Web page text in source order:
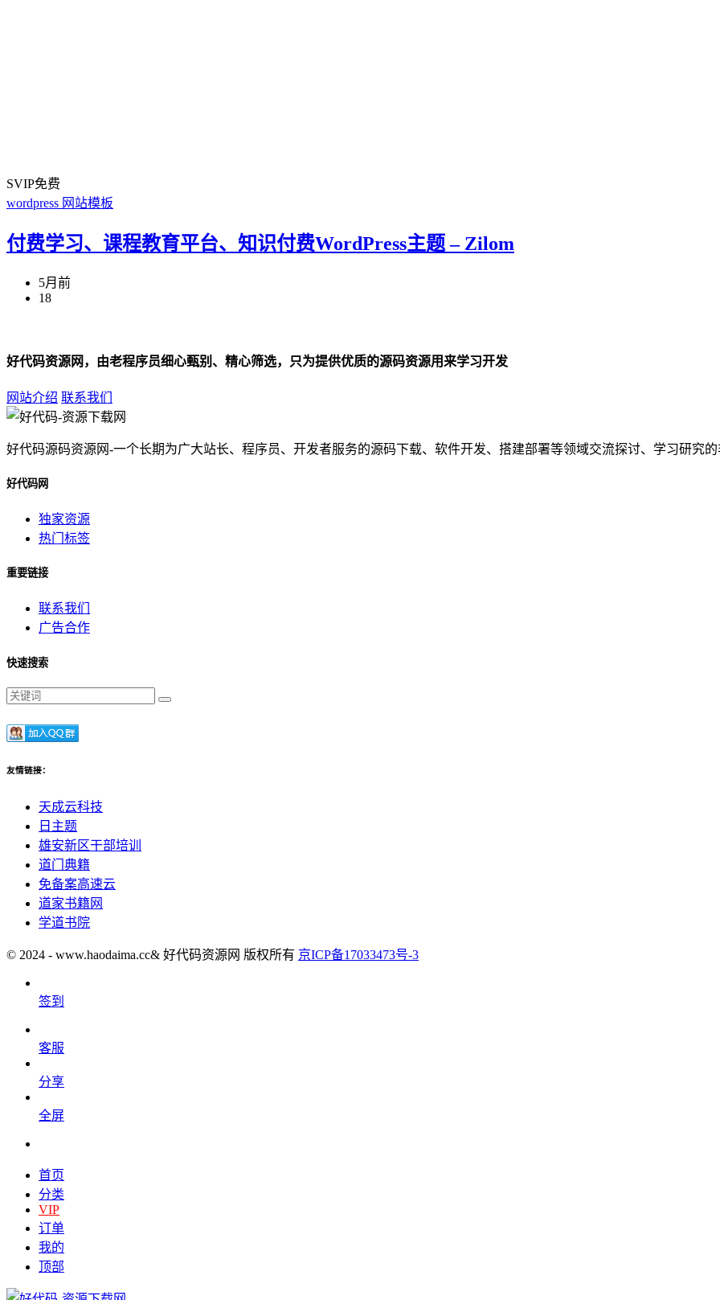
SVIP免费
wordpress 网站模板
付费学习、课程教育平台、知识付费WordPress主题 – Zilom
5月前
18
好代码资源网，由老程序员细心甄别、精心筛选，只为提供优质的源码资源用来学习开发
网站介绍 联系我们
好代码源码资源网-一个长期为广大站长、程序员、开发者服务的源码下载、软件开发、搭建部署等领域交流探讨、学习研究的
好代码网
独家资源
热门标签
重要链接
联系我们
广告合作
快速搜索
友情链接：
天成云科技
日主题
雄安新区干部培训
道门典籍
免备案高速云
道家书籍网
学道书院
© 2024 - www.haodaima.cc& 好代码资源网 版权所有 京ICP备17033473号-3
签到
客服
分享
全屏
首页
分类
VIP
订单
我的
顶部